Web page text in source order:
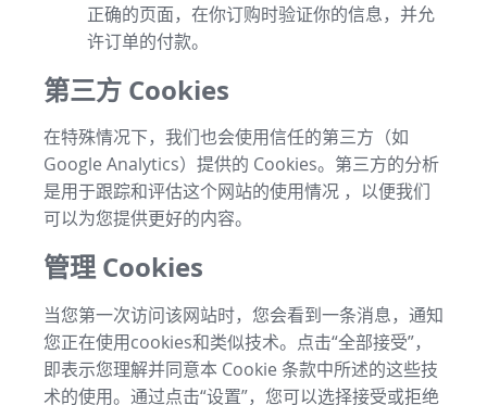
正确的页面，在你订购时验证你的信息，并允
许订单的付款。
第三方 Cookies
在特殊情况下，我们也会使用信任的第三方（如
Google Analytics）提供的 Cookies。第三方的分析
是用于跟踪和评估这个网站的使用情况 ，以便我们
可以为您提供更好的内容。
管理 Cookies
当您第一次访问该网站时，您会看到一条消息，通知
您正在使用cookies和类似技术。点击“全部接受”，
即表示您理解并同意本 Cookie 条款中所述的这些技
术的使用。通过点击“设置”，您可以选择接受或拒绝